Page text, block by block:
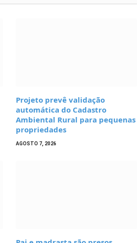
Projeto prevê validação
automática do Cadastro
Ambiental Rural para pequenas
propriedades
AGOSTO 7, 2026